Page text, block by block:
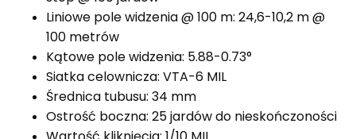
Liniowe pole widzenia @ 100 m: 24,6-10,2 m @
100 metrów
Kątowe pole widzenia: 5.88-0.73°
Siatka celownicza: VTA-6 MIL
Średnica tubusu: 34 mm
Ostrość boczna: 25 jardów do nieskończoności